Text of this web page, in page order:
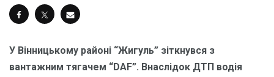
У Вінницькому районі “Жигуль” зіткнувся з
вантажним тягачем “DAF”. Внаслідок ДТП водія